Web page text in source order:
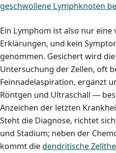
geschwollene Lymphknoten
Ein Lymphom ist also nur
Erklärungen, und kein
genommen. Gesichert wird
Untersuchung der Zellen, oft
Feinnadelaspiration, ergänzt
Röntgen und Ultraschall —
Anzeichen der letzten
Steht die Diagnose, richtet
und Stadium; neben der
kommt diedendritische